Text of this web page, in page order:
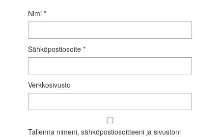
Nimi *
Sähköpostiosoite *
Verkkosivusto
Tallenna nimeni, sähköpostiosoitteeni ja sivustoni